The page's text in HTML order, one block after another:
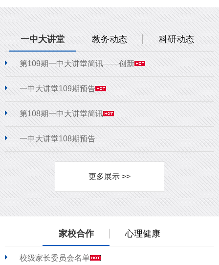
一中大讲堂 教务动态 科研动态
第109期一中大讲堂简讯——创新
一中大讲堂109期预告
第108期一中大讲堂简讯
一中大讲堂108期预告
更多展示 >>
家校合作 心理健康
校级家长委员会名单